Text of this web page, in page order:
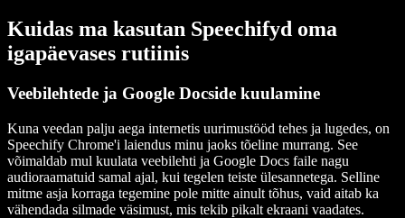
Kuidas ma kasutan Speechifyd oma
igapäevases rutiinis
Veebilehtede ja Google Docside kuulamine
Kuna veedan palju aega internetis uurimustööd tehes ja lugedes, on
Speechify Chrome'i laiendus minu jaoks tõeline murrang. See
võimaldab mul kuulata veebilehti ja Google Docs faile nagu
audioraamatuid samal ajal, kui tegelen teiste ülesannetega. Selline
mitme asja korraga tegemine pole mitte ainult tõhus, vaid aitab ka
vähendada silmade väsimust, mis tekib pikalt ekraani vaadates.